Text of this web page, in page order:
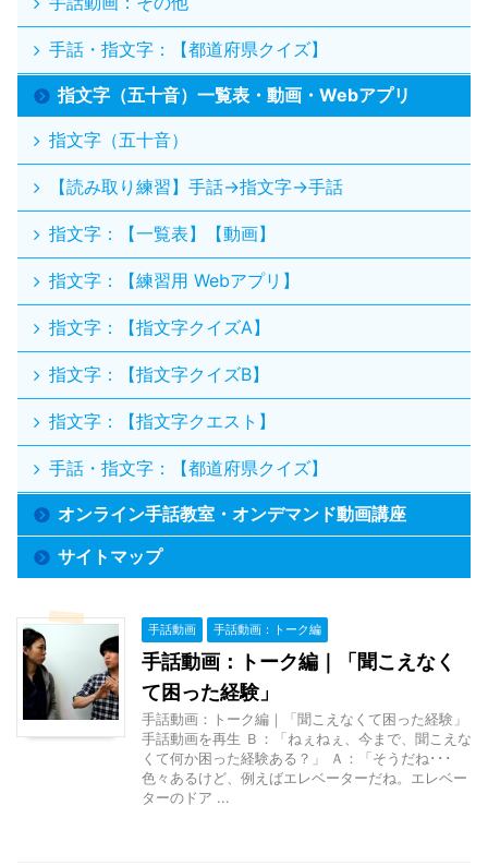
手話・指文字：【都道府県クイズ】
指文字（五十音）一覧表・動画・Webアプリ
指文字（五十音）
【読み取り練習】手話→指文字→手話
指文字：【一覧表】【動画】
指文字：【練習用 Webアプリ】
指文字：【指文字クイズA】
指文字：【指文字クイズB】
指文字：【指文字クエスト】
手話・指文字：【都道府県クイズ】
オンライン手話教室・オンデマンド動画講座
サイトマップ
手話動画 手話動画：トーク編
手話動画：トーク編｜「聞こえなく
て困った経験」
手話動画：トーク編｜「聞こえなくて困った経験」
手話動画を再生 Ｂ：「ねぇねぇ、今まで、聞こえな
くて何か困った経験ある？」 Ａ：「そうだね･･･
色々あるけど、例えばエレベーターだね。エレベー
ターのドア ...